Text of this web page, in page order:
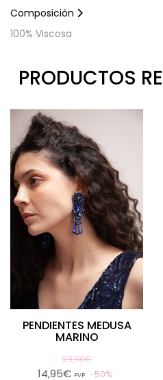
Composición
100% Viscosa
PRODUCTOS
PENDIENTES MEDUSA
MARINO
29,90€
14,95€ PVP 50%